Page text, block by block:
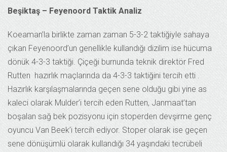
Beşiktaş – Feyenoord Taktik Analiz
Koeaman’la birlikte zaman zaman 5-3-2 taktiğiyle sahaya
çıkan Feyenoord’un genellikle kullandığı dizilim ise hücuma
dönük 4-3-3 taktiği. Çiçeği burnunda teknik direktör Fred
Rutten hazırlık maçlarında da 4-3-3 taktiğini tercih etti .
Hazırlık karşılaşmalarında geçen sene olduğu gibi yine as
kaleci olarak Mulder’i tercih eden Rutten, Janmaat’tan
boşalan sağ bek pozisyonu için stoperden devşirme genç
oyuncu Van Beek’i tercih ediyor. Stoper olarak ise geçen
sene dönüşümlü olarak kullandığı 34 yaşındaki tecrübeli